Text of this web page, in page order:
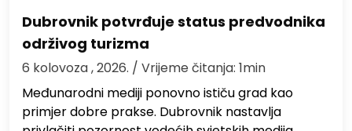
Dubrovnik potvrđuje status predvodnika
održivog turizma
6 kolovoza , 2026. / Vrijeme čitanja: 1min
Međunarodni mediji ponovno ističu grad kao
primjer dobre prakse. Dubrovnik nastavlja